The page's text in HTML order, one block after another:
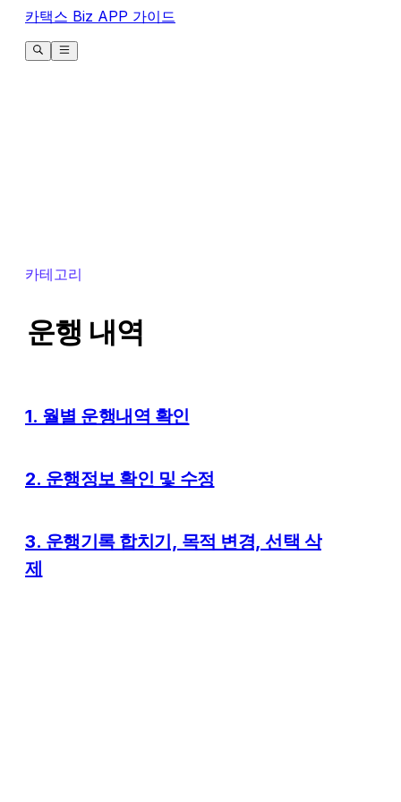
카택스 Biz APP 가이드
카테고리
운행 내역
1. 월별 운행내역 확인
2. 운행정보 확인 및 수정
3. 운행기록 합치기, 목적 변경, 선택 삭
제